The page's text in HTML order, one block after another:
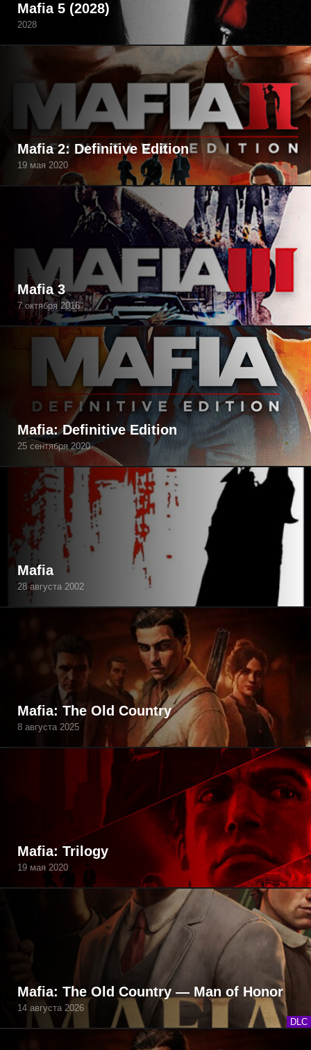
Mafia 5 (2028)
2028
Mafia 2: Definitive Edition
19 мая 2020
Mafia 3
7 октября 2016
Mafia: Definitive Edition
25 сентября 2020
Mafia
28 августа 2002
Mafia: The Old Country
8 августа 2025
Mafia: Trilogy
19 мая 2020
DLC
Mafia: The Old Country — Man of Honor
14 августа 2026